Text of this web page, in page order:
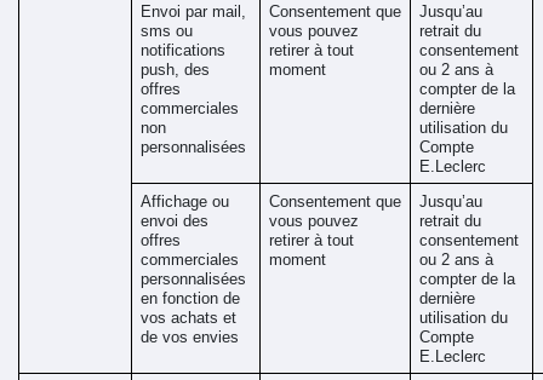
Envoi par mail,
sms ou
notifications
push, des
offres
commerciales
non
personnalisées
Consentement que
vous pouvez
retirer à tout
moment
Jusqu’au
retrait du
consentement
ou 2 ans à
compter de la
dernière
utilisation du
Compte
E.Leclerc
Affichage ou
envoi des
offres
commerciales
personnalisées
en fonction de
vos achats et
de vos envies
Consentement que
vous pouvez
retirer à tout
moment
Jusqu’au
retrait du
consentement
ou 2 ans à
compter de la
dernière
utilisation du
Compte
E.Leclerc